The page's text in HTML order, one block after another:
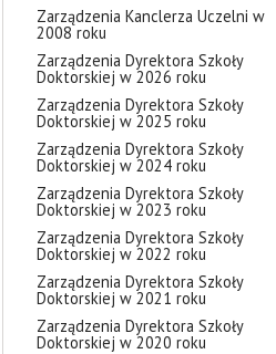
Zarządzenia Kanclerza Uczelni w
2008 roku
Zarządzenia Dyrektora Szkoły
Doktorskiej w 2026 roku
Zarządzenia Dyrektora Szkoły
Doktorskiej w 2025 roku
Zarządzenia Dyrektora Szkoły
Doktorskiej w 2024 roku
Zarządzenia Dyrektora Szkoły
Doktorskiej w 2023 roku
Zarządzenia Dyrektora Szkoły
Doktorskiej w 2022 roku
Zarządzenia Dyrektora Szkoły
Doktorskiej w 2021 roku
Zarządzenia Dyrektora Szkoły
Doktorskiej w 2020 roku